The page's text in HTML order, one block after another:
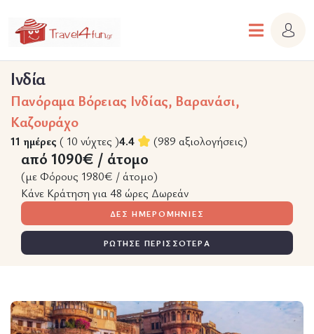
Ινδία
Πανόραμα Βόρειας Ινδίας, Βαρανάσι,
Καζουράχο
11 ημέρες ( 10 νύχτες )4.4 (989 αξιολογήσεις)
από 1090€ / άτομο
(με Φόρους 1980€ / άτομο)
Κάνε Κράτηση για 48 ώρες Δωρεάν
ΔΕΣ ΗΜΕΡΟΜΗΝΙΕΣ
ΡΩΤΗΣΕ ΠΕΡΙΣΣΟΤΕΡΑ